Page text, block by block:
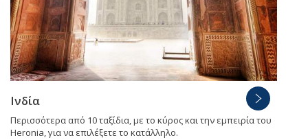
Ινδία
Περισσότερα από 10 ταξίδια, με το κύρος και την εμπειρία του
Heronia, για να επιλέξετε το κατάλληλο.